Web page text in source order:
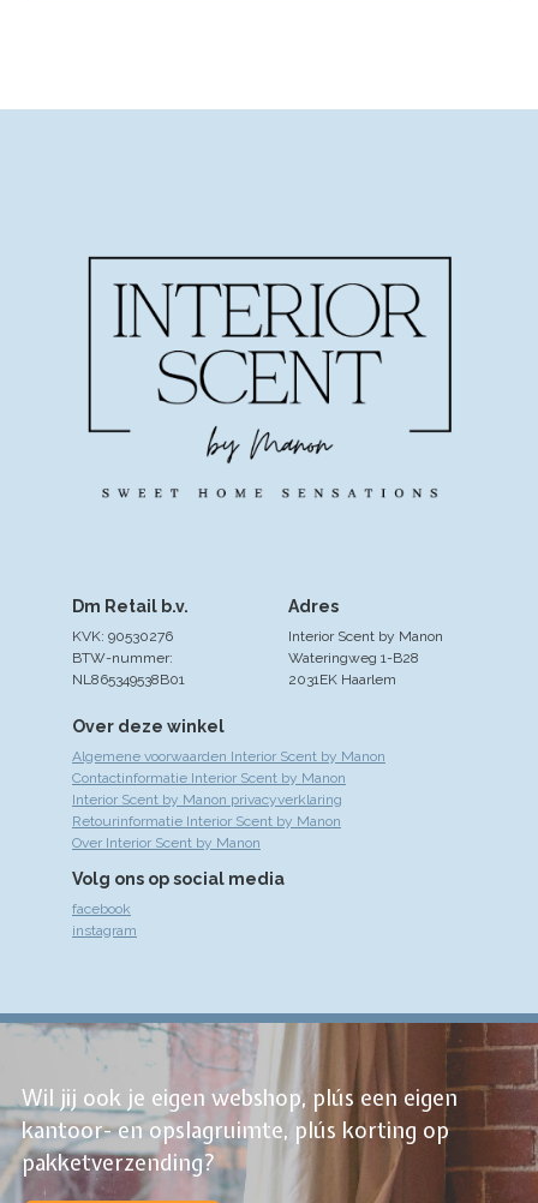
Over deze winkel
Algemene voorwaarden Interior Scent by Manon
Contactinformatie Interior Scent by Manon
Interior Scent by Manon privacyverklaring
Retourinformatie Interior Scent by Manon
Over Interior Scent by Manon
Volg ons op social media
facebook
instagram
Adres
Interior Scent by Manon
Wateringweg 1-B28
2031EK Haarlem
Dm Retail b.v.
KVK: 90530276
BTW-nummer:
NL865349538B01
Wil jij ook je eigen webshop, plús een eigen
kantoor- en opslagruimte, plús korting op
pakketverzending?